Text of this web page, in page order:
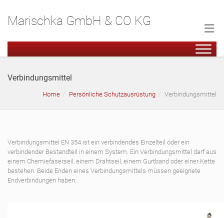
Marischka GmbH & CO KG
Verbindungsmittel
Home Persönliche Schutzausrüstung Verbindungsmittel
Verbindungsmittel EN 354 ist ein verbindendes Einzelteil oder ein
verbindender Bestandteil in einem System. Ein Verbindungsmittel darf aus
einem Chemiefaserseil, einem Drahtseil, einem Gurtband oder einer Kette
bestehen. Beide Enden eines Verbindungsmittels müssen geeignete
Endverbindungen haben.